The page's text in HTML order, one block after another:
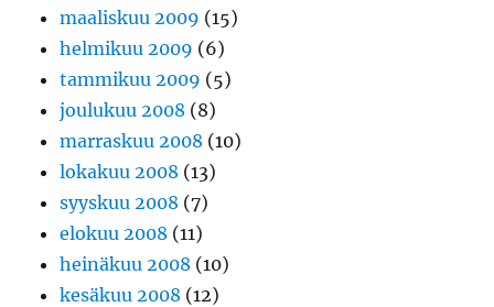
maaliskuu 2009 (15)
helmikuu 2009 (6)
tammikuu 2009 (5)
joulukuu 2008 (8)
marraskuu 2008 (10)
lokakuu 2008 (13)
syyskuu 2008 (7)
elokuu 2008 (11)
heinäkuu 2008 (10)
kesäkuu 2008 (12)